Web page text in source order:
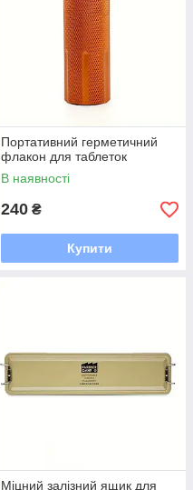
Портативний герметичний
флакон для таблеток
В наявності
240 ₴
Купити
Міцний залізний ящик для